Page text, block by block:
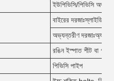
ইউপিভিসি/পিভিসি অথবা
বাইরের দরজাঃস্লাইডিং
অভ্যন্তরীণ
রঙিন ইস্পাত শীট বা
পিভিসি পাইপ